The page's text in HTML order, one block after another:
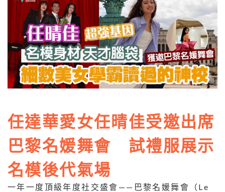
任達華愛女任晴佳受邀出席
巴黎名媛舞會 試禮服展示
名模後代氣場
一年一度頂級年度社交盛會——巴黎名媛舞會（Le